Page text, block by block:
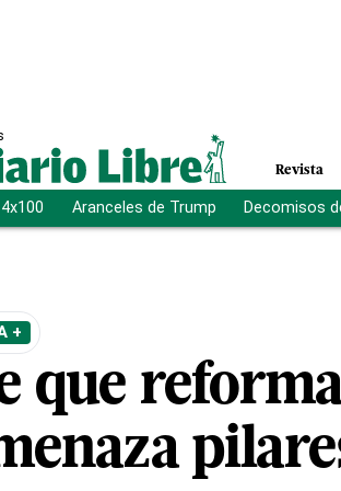
Revista
Aranceles de Trump Decomisos
+
que